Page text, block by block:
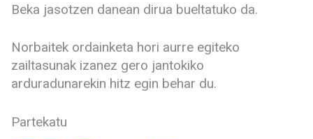
Beka jasotzen danean dirua bueltatuko da.
Norbaitek ordainketa hori aurre egiteko
zailtasunak izanez gero jantokiko
arduradunarekin hitz egin behar du.
Partekatu